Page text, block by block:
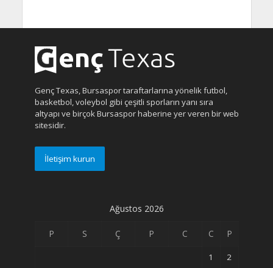
Genç Texas, Bursaspor taraftarlarına yönelik futbol,
basketbol, voleybol gibi çeşitli sporların yanı sıra
altyapı ve birçok Bursaspor haberine yer veren bir web
sitesidir.
İletişim kurun
Ağustos 2026
P S Ç P C C P
1 2